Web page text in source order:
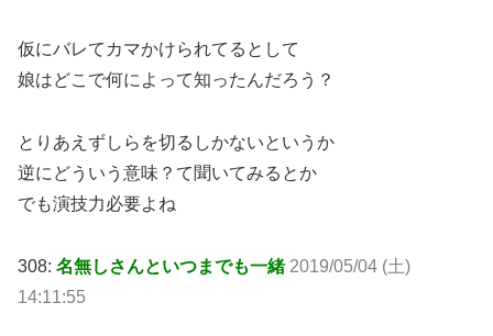
仮にバレてカマかけられてるとして
娘はどこで何によって知ったんだろう？
とりあえずしらを切るしかないというか
逆にどういう意味？て聞いてみるとか
でも演技力必要よね
308: 名無しさんといつまでも一緒 2019/05/04 (土)
14:11:55